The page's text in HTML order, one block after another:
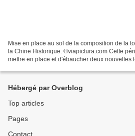
Mise en place au sol de la composition de la
la Chine Historique. ©viapictura.com Cette
mettre en place et d'ébaucher deux nouvelles
Hébergé par Overblog
Top articles
Pages
Contact